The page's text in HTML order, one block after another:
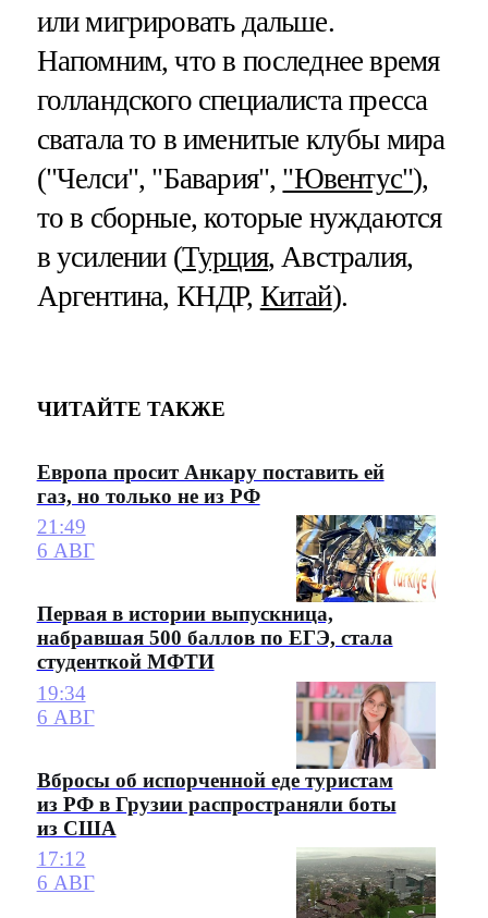
или мигрировать дальше.
Напомним, что в последнее время
голландского специалиста пресса
сватала то в именитые клубы мира
("Челси", "Бавария", "Ювентус"),
то в сборные, которые нуждаются
в усилении (Турция, Австралия,
Аргентина, КНДР, Китай).
ЧИТАЙТЕ ТАКЖЕ
Европа просит Анкару поставить ей
газ, но только не из РФ
21:49
6 АВГ
Первая в истории выпускница,
набравшая 500 баллов по ЕГЭ, стала
студенткой МФТИ
19:34
6 АВГ
Вбросы об испорченной еде туристам
из РФ в Грузии распространяли боты
из США
17:12
6 АВГ